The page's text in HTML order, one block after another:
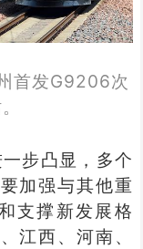
首发G9206次
步凸显，多个
加强与其他重
支撑新发展格
江西、河南、